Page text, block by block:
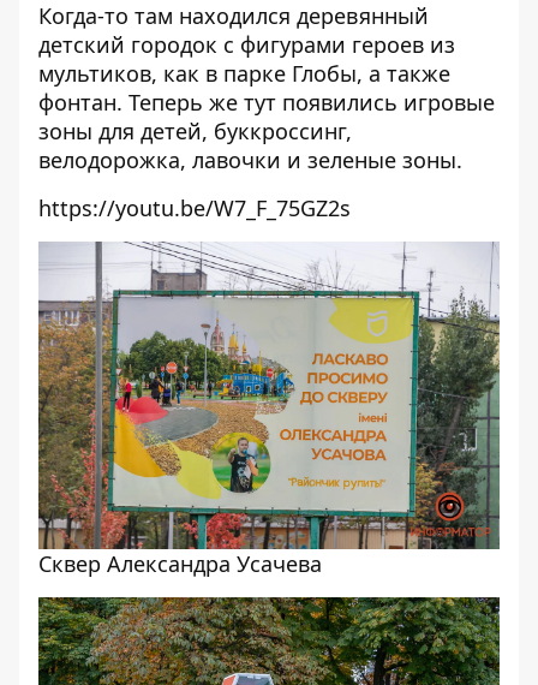
Когда-то там находился деревянный
детский городок с фигурами героев из
мультиков, как в парке Глобы, а также
фонтан. Теперь же тут появились игровые
зоны для детей, буккроссинг,
велодорожка, лавочки и зеленые зоны.
https://youtu.be/W7_F_75GZ2s
Сквер Александра Усачева